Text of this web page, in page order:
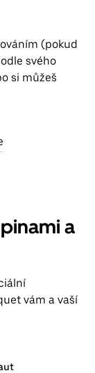
(pokud
svého
si můžeš
a
vám a vaší